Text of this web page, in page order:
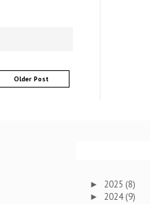
Older Post
► 2025 (8)
► 2024(9)